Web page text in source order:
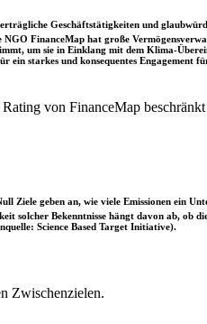
Geschäftstätigkeiten und
FinanceMap hat große
um sie in Einklang mit dem Klima-
starkes und konsequentes Engagement
von FinanceMap
geben an, wie viele Emissionen ein
solcher Bekenntnisse hängt davon ab, ob
Science Based Target Initiative).
Zwischenzielen.